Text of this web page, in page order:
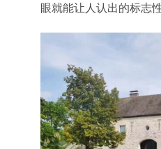
眼就能让人认出的标志性